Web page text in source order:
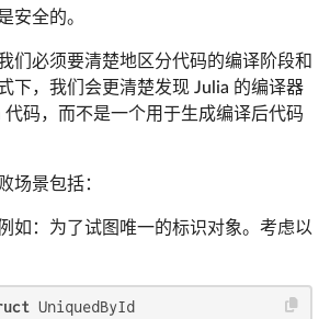
安全的。
们必须要清楚地区分代码的编译阶段和
下，我们会更清楚发现 Julia 的编译器
代码，而不是一个用于生成编译后代码
场景包括：
如：为了试图唯一的标识对象。考虑以
UniquedById